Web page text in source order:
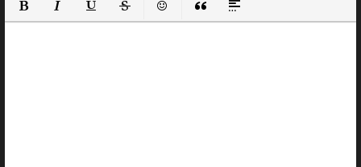
Полужирный
КурсивПодчеркнутый
ЗачеркнутыйВставить смайлик
Вставка цитаты
Вставка спойлера